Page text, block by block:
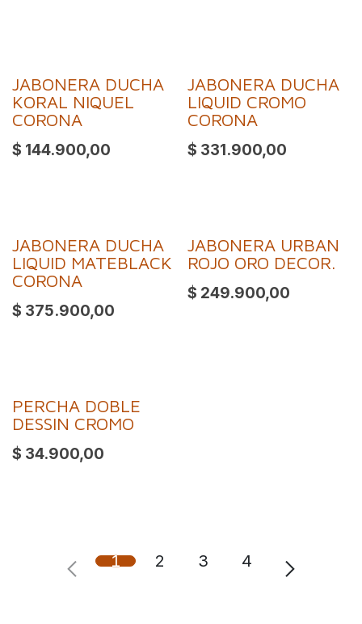
JABONERA DUCHA
KORAL NIQUEL
CORONA
$ 144.900,00
JABONERA DUCHA
LIQUID CROMO
CORONA
$ 331.900,00
JABONERA DUCHA
LIQUID MATEBLACK
CORONA
$ 375.900,00
JABONERA URBAN
ROJO ORO DECOR.
$ 249.900,00
PERCHA DOBLE
DESSIN CROMO
$ 34.900,00
1 2 3 4